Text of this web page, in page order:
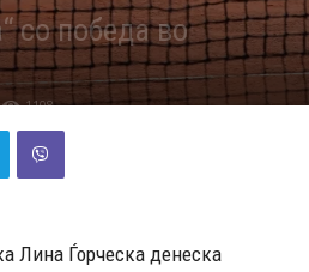
со победа во
1108
Лина Ѓорческа денеска